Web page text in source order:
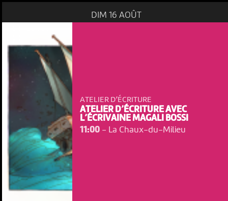
DIM 16 AOÛT
ATELIER D’ÉCRITURE
ATELIER D’ÉCRITURE AVEC
L’ÉCRIVAINE MAGALI BOSSI
11:00- La Chaux-du-Milieu